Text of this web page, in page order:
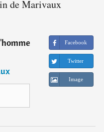
de Marivaux
Facebook
Twitter
Image